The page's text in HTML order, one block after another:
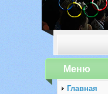
Меню
Главная